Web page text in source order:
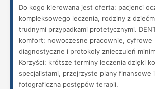
Do kogo kierowana jest oferta: pacjenci
kompleksowego leczenia, rodziny z
trudnymi przypadkami protetycznymi.
komfort: nowoczesne pracownie, cyfrowe
diagnostyczne i protokoły znieczuleń
Korzyści: krótsze terminy leczenia dzięki
specjalistami, przejrzyste plany finansowe
fotograficzna postępów terapii.